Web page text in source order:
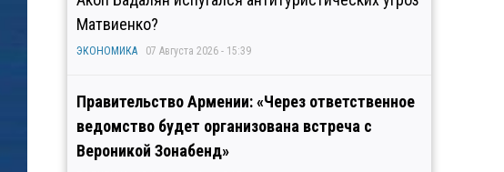
Матвиенко?
ЭКОНОМИКА 07 Августа 2026 - 15:39
Правительство Армении: «Через ответственное
ведомство будет организована встреча с
Вероникой Зонабенд»